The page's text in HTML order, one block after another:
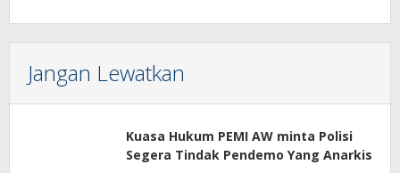
Jangan Lewatkan
Kuasa Hukum PEMI AW minta Polisi
Segera Tindak Pendemo Yang Anarkis